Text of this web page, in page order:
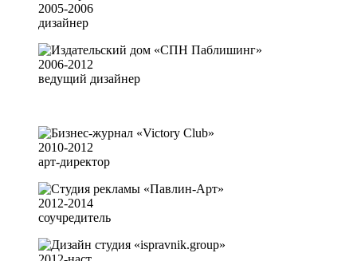
2005-2006
дизайнер
2006-2012
ведущий дизайнер
2010-2012
арт-директор
2012-2014
соучредитель